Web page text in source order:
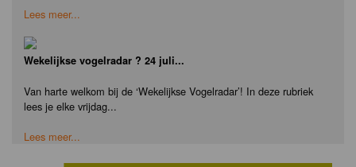
Lees meer...
Wekelijkse vogelradar ? 24 juli...
Van harte welkom bij de ‘Wekelijkse Vogelradar’! In deze rubriek
lees je elke vrijdag...
Lees meer...